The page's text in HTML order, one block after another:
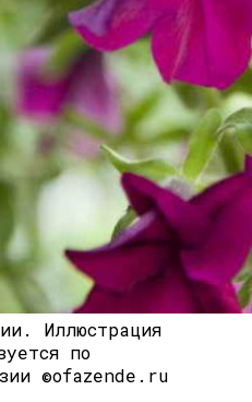
Иллюстрация
по
©ofazende.ru